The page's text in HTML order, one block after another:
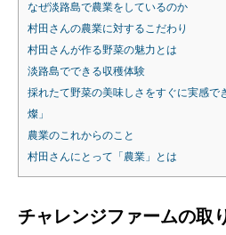
なぜ淡路島で農業をしているのか
村田さんの農業に対するこだわり
村田さんが作る野菜の魅力とは
淡路島でできる収穫体験
採れたて野菜の美味しさをすぐに実感で
燦」
農業のこれからのこと
村田さんにとって「農業」とは
チャレンジファームの取